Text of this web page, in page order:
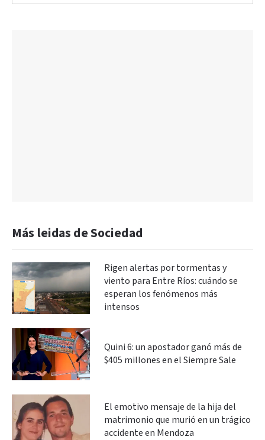
Más leidas de Sociedad
Rigen alertas por tormentas y
viento para Entre Ríos: cuándo se
esperan los fenómenos más
intensos
Quini 6: un apostador ganó más de
$405 millones en el Siempre Sale
El emotivo mensaje de la hija del
matrimonio que murió en un trágico
accidente en Mendoza